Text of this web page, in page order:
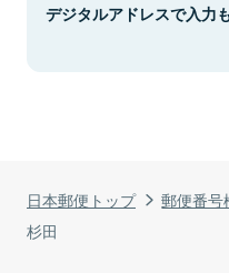
日本郵便トップ 郵便番号
杉田
デジタルアドレスで入力